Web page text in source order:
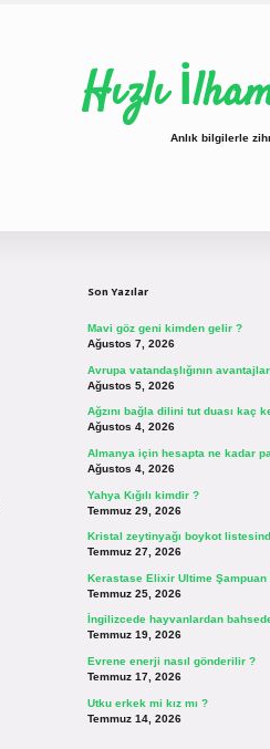
Hızlı
Anlık bilgilerle
Son Yazılar
Mavi göz geni kimden gelir ?
Ağustos 7, 2026
Avrupa vatandaşlığının
Ağustos 5, 2026
Ağzını bağla dilini tut duası kaç
Ağustos 4, 2026
Almanya için hesapta ne kadar
Ağustos 4, 2026
Yahya Kığılı kimdir ?
Temmuz 29, 2026
Kristal zeytinyağı boykot
Temmuz 27, 2026
Kerastase Elixir Ultime Şampuan
Temmuz 25, 2026
İngilizcede hayvanlardan
Temmuz 19, 2026
Evrene enerji nasıl gönderilir ?
Temmuz 17, 2026
Utku erkek mi kız mı ?
Temmuz 14, 2026